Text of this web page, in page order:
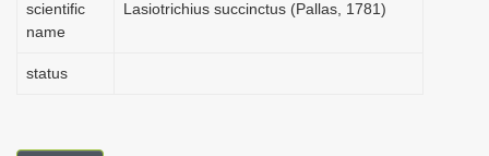
scientific
name
Lasiotrichius succinctus (Pallas, 1781)
status